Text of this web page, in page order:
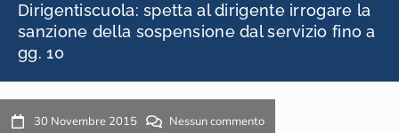
Dirigentiscuola: spetta al dirigente irrogare la
sanzione della sospensione dal servizio fino a
gg. 10
30 Novembre 2015 Nessun commento